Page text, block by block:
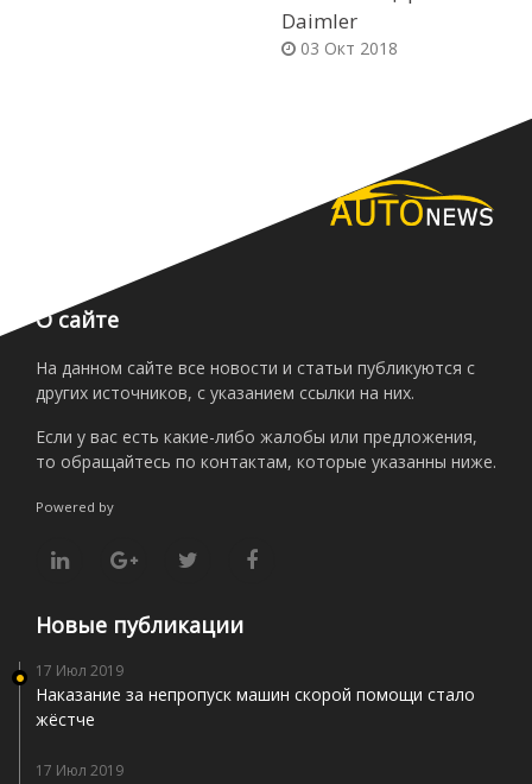
Daimler
03 Окт 2018
О сайте
На данном сайте все новости и статьи публикуются с
других источников, с указанием ссылки на них.
Если у вас есть какие-либо жалобы или предложения,
то обращайтесь по контактам, которые указанны ниже.
Powered by
Новые публикации
17 Июл 2019
Наказание за непропуск машин скорой помощи стало
жёстче
17 Июл 2019